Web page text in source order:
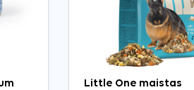
Little One maistas